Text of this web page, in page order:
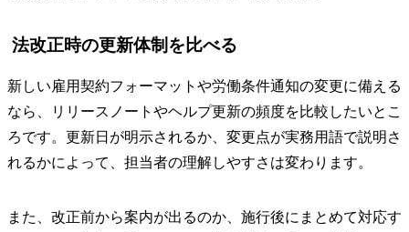
法改正時の更新体制を比べる
新しい雇用契約フォーマットや労働条件通知の変更に備える
なら、リリースノートやヘルプ更新の頻度を比較したいとこ
ろです。更新日が明示されるか、変更点が実務用語で説明さ
れるかによって、担当者の理解しやすさは変わります。
また、改正前から案内が出るのか、施行後にまとめて対応す